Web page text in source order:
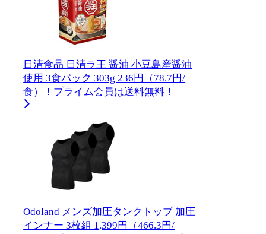
日清食品 日清ラ王 醤油 小豆島産醤油
使用 3食パック 303g 236円（78.7円/
食）！プライム会員は送料無料！
Odoland メンズ加圧タンクトップ 加圧
インナー 3枚組 1,399円（466.3円/